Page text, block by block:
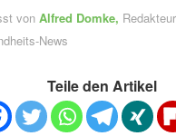
vonAlfred Domke,
News
Teile den Artikel